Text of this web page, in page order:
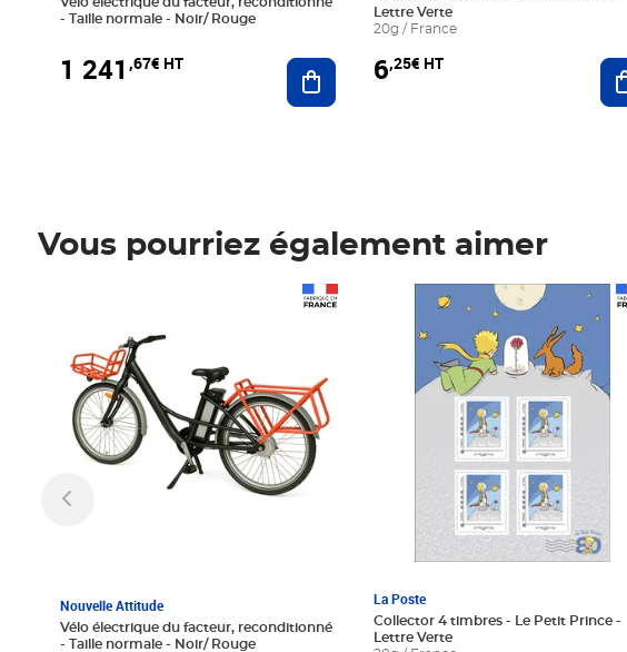
- Taille normale - Noir/ Rouge
1 241 ,67€ HT Ajouter au panier
Lettre Verte
20g / France
6,25€ HT
Vous pourriez également aimer
Nouvelle Attitude
Vélo électrique du facteur, reconditionné
- Taille normale - Noir/ Rouge
La Poste
Collector 4 timbres - Le Petit Prince -
Lettre Verte
Prix 6,25€ HT